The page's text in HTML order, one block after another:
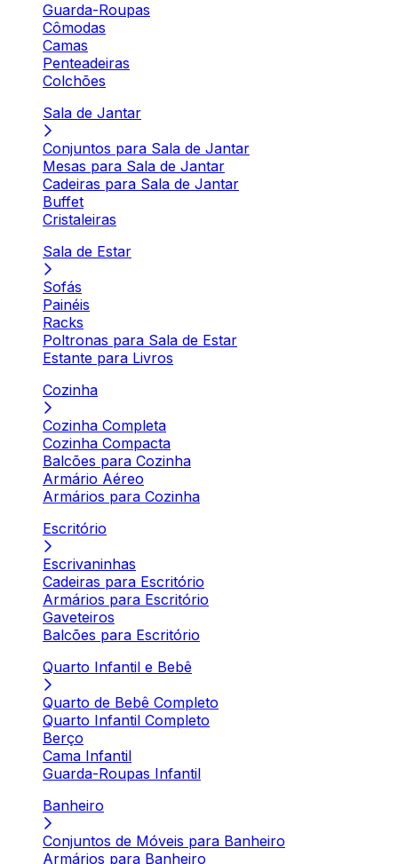
Guarda-Roupas
Cômodas
Camas
Penteadeiras
Colchões
Sala de Jantar
Conjuntos para Sala de Jantar
Mesas para Sala de Jantar
Cadeiras para Sala de Jantar
Buffet
Cristaleiras
Sala de Estar
Sofás
Painéis
Racks
Poltronas para Sala de Estar
Estante para Livros
Cozinha
Cozinha Completa
Cozinha Compacta
Balcões para Cozinha
Armário Aéreo
Armários para Cozinha
Escritório
Escrivaninhas
Cadeiras para Escritório
Armários para Escritório
Gaveteiros
Balcões para Escritório
Quarto Infantil e Bebê
Quarto de Bebê Completo
Quarto Infantil Completo
Berço
Cama Infantil
Guarda-Roupas Infantil
Banheiro
Conjuntos de Móveis para Banheiro
Armários para Banheiro